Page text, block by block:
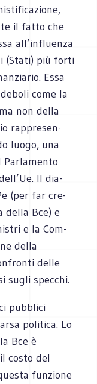
il fatto che
all’influenza
(Stati) più forti
Essa
come la
non della
rap­pre­sen­
luogo, una
Il dia­
(per far cre­
Bce) e
e la Com­
della
delle
sugli specchi.
pub­blici
politica. Lo
Bce è
costo del
fun­zione